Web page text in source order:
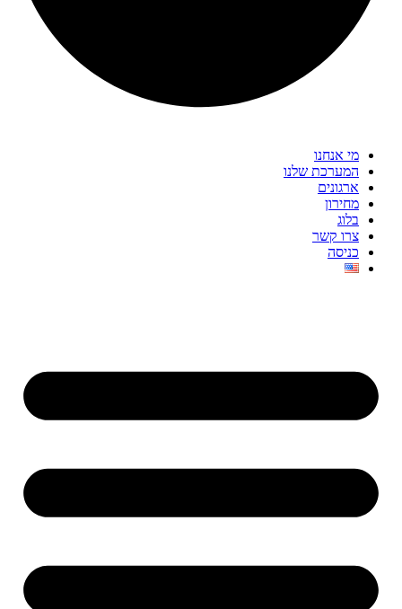
מי אנחנו
המערכת שלנו
ארגונים
מחירון
בלוג
צרו קשר
כניסה